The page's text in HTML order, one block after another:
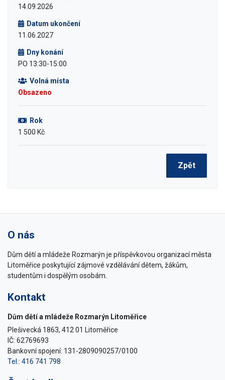
14.09.2026
Datum ukončení
11.06.2027
Dny konání
PO 13:30-15:00
Volná místa
Obsazeno
Rok
1 500 Kč
Zpět
O nás
Dům dětí a mládeže Rozmarýn je příspěvkovou organizací města
Litoměřice poskytující zájmové vzdělávání dětem, žákům,
studentům i dospělým osobám.
Kontakt
Dům dětí a mládeže Rozmarýn Litoměřice
Plešivecká 1863, 412 01 Litoměřice
IČ: 62769693
Bankovní spojení: 131-2809090257/0100
Tel.: 416 741 798